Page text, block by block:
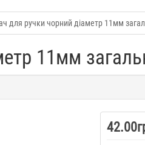
для ручки чорний діаметр 11мм
11мм